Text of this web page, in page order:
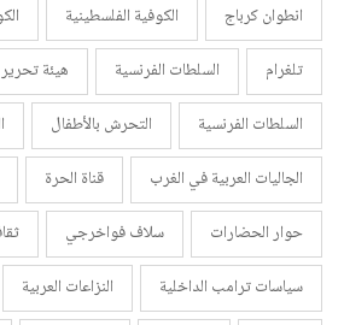
انطوان كرباج
الكوفية الفلسطينية
تلغرام
السلطات الفرنسية هيئة
السلطات الفرنسية
التحرش بالأطفال
الجاليات العربية في الغرب
قناة الحرة
حوار الحضارات
سلاف فواخرجي
سياسات ترامب الداخلية
النزاعات العربية